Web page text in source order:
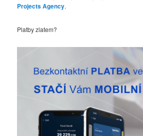
Projects Agency.
Platby zlatem?